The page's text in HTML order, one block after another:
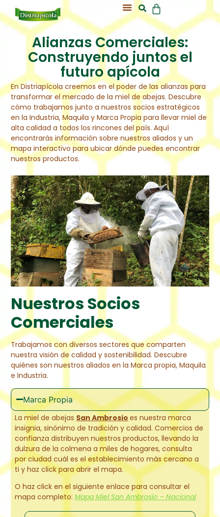
Alianzas Comerciales:
Construyendo juntos el
futuro apícola
En Distriapícola creemos en el poder de las alianzas para
transformar el mercado de la miel de abejas. Descubre
cómo trabajamos junto a nuestros socios estratégicos
en la Industria, Maquila y Marca Propia para llevar miel de
alta calidad a todos los rincones del país. Aquí
encontrarás información sobre nuestros aliados y un
mapa interactivo para ubicar dónde puedes encontrar
nuestros productos.
Nuestros Socios
Comerciales
Trabajamos con diversos sectores que comparten
nuestra visión de calidad y sostenibilidad. Descubre
quiénes son nuestros aliados en la Marca propia, Maquila
e Industria.
Marca Propia
La miel de abejas San Ambrosio es nuestra marca
insignia, sinónimo de tradición y calidad. Comercios de
confianza distribuyen nuestros productos, llevando la
dulzura de la colmena a miles de hogares, consulta
por ciudad cuál es el establecimiento más cercano a
ti y haz click para abrir el mapa.
O haz click en el siguiente enlace para consultar el
mapa completo:Mapa Miel San Ambrosio – Nacional